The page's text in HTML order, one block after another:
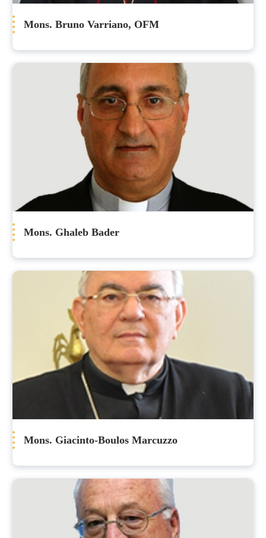
Mons. Bruno Varriano, OFM
Mons. Ghaleb Bader
Mons. Giacinto-Boulos Marcuzzo